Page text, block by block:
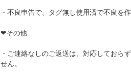
・不良申告で、タグ無し使用済で不良を
❤その他
・ご連絡なしのご返送は、対応しておら
せん。